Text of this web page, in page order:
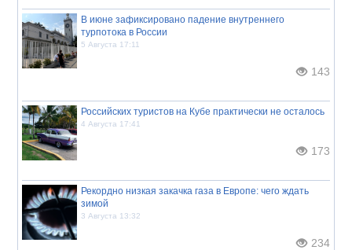
В июне зафиксировано падение внутреннего
турпотока в России
5 Августа 17:11
143
Российских туристов на Кубе практически не осталось
4 Августа 17:41
173
Рекордно низкая закачка газа в Европе: чего ждать
зимой
3 Августа 13:32
234